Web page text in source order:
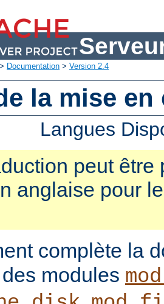
> Documentation > Version 2.4
la mise en
Langues
peut être
anglaise pour
complète la
modules